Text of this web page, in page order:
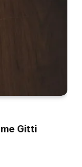
Gitti